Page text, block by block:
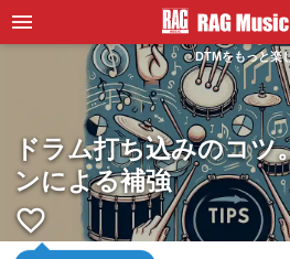
DTMをもっと楽
ドラム打ち込みのコツ
ンによる補強
favorite_border